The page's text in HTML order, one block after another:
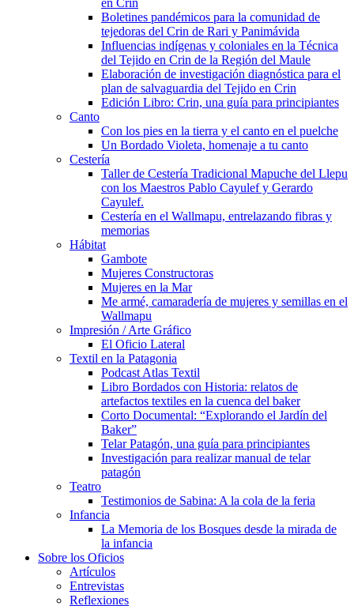
Boletines pandémicos para la comunidad de
tejedoras del Crin de Rari y Panimávida
Influencias indígenas y coloniales en la Técnica
del Tejido en Crin de la Región del Maule
Elaboración de investigación diagnóstica para el
plan de salvaguardia del Tejido en Crin
Edición Libro: Crin, una guía para principiantes
Canto
Con los pies en la tierra y el canto en el puelche
Un Bordado Violeta, homenaje a tu canto
Cestería
Taller de Cestería Tradicional Mapuche del Llepu
con los Maestros Pablo Cayulef y Gerardo
Cayulef.
Cestería en el Wallmapu, entrelazando fibras y
memorias
Hábitat
Gambote
Mujeres Constructoras
Mujeres en la Mar
Me armé, camaradería de mujeres y semillas en el
Wallmapu
Impresión / Arte Gráfico
El Oficio Lateral
Textil en la Patagonia
Podcast Atlas Textil
Libro Bordados con Historia: relatos de
artefactos textiles en la cuenca del baker
Corto Documental: “Explorando el Jardín del
Baker”
Telar Patagón, una guía para principiantes
Investigación para realizar manual de telar
patagón
Teatro
Testimonios de Sabina: A la cola de la feria
Infancia
La Memoria de los Bosques desde la mirada de
la infancia
Sobre los Oficios
Artículos
Entrevistas
Reflexiones